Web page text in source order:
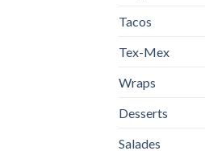
Tacos
Tex-Mex
Wraps
Desserts
Salades